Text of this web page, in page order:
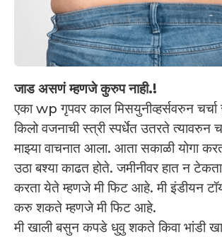
जाड असणं म्हणजे कुरुप नाही.!
एका wp गृपवर काल मिसयुनीव्हर्सवरुन
किलो वजनाची स्त्री स्पर्धेत उतरते त्यावरुन
माझ्या वाचनात आला. आता सकाळी योगा
उठा बश्या काढत होते. जमीनीवर हात न
करता येते म्हणजे मी फिट आहे. मी इंडीयन
करु शकते म्हणजे मी फिट आहे.
मी खाली बसुन कपडे धुवु शकते किवा भांडी